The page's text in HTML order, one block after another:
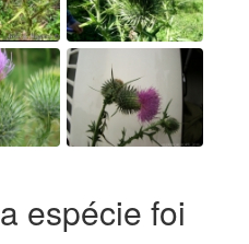
espécie foi